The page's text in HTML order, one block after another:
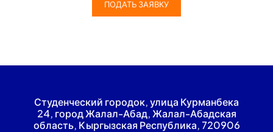
ПОДАТЬ ЗАЯВКУ
Студенческий городок, улица Курманбека
24, город Жалал-Абад, Жалал-Абадская
область, Кыргызская Республика, 720906